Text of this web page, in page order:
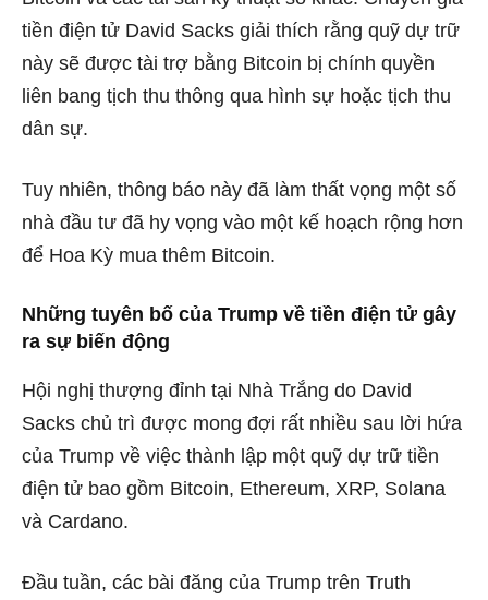
tiền điện tử David Sacks giải thích rằng quỹ dự trữ
này sẽ được tài trợ bằng Bitcoin bị chính quyền
liên bang tịch thu thông qua hình sự hoặc tịch thu
dân sự.
Tuy nhiên, thông báo này đã làm thất vọng một số
nhà đầu tư đã hy vọng vào một kế hoạch rộng hơn
để Hoa Kỳ mua thêm Bitcoin.
Những tuyên bố của Trump về tiền điện tử gây
ra sự biến động
Hội nghị thượng đỉnh tại Nhà Trắng do David
Sacks chủ trì được mong đợi rất nhiều sau lời hứa
của Trump về việc thành lập một quỹ dự trữ tiền
điện tử bao gồm Bitcoin, Ethereum, XRP, Solana
và Cardano.
Đầu tuần, các bài đăng của Trump trên Truth